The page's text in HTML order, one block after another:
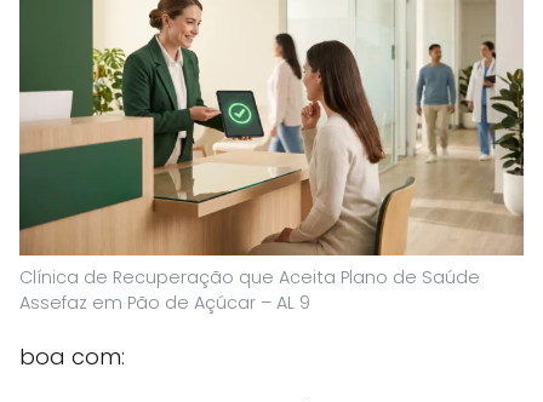
Clínica de Recuperação que Aceita Plano de Saúde
Assefaz em Pão de Açúcar – AL 9
boa com: